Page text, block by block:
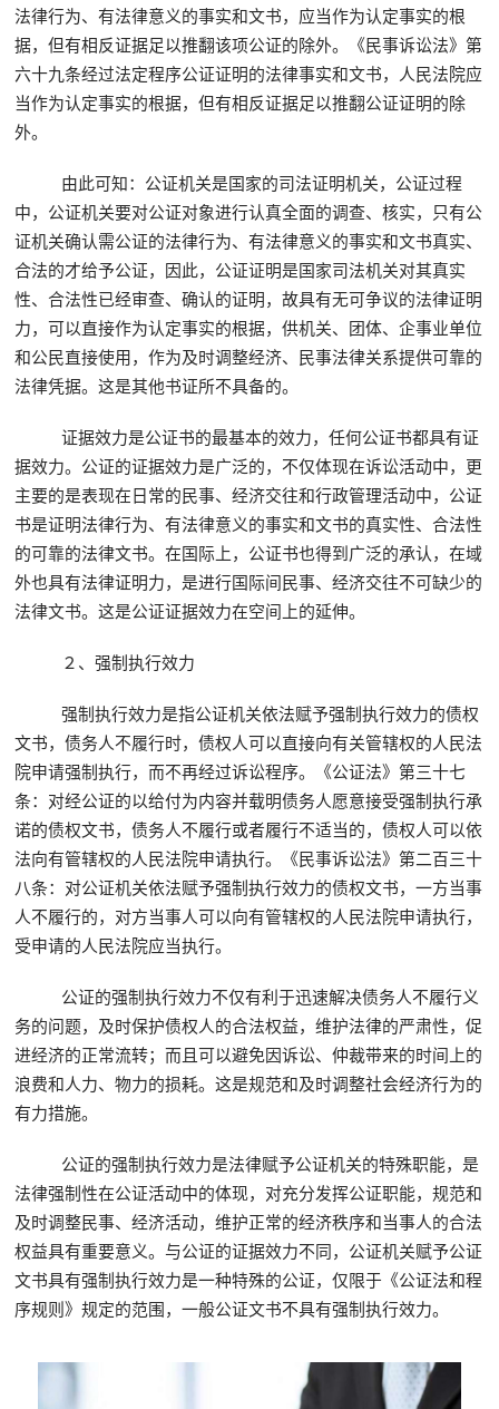
法律行为、有法律意义的事实和文书，应当作为认定事实的根
据，但有相反证据足以推翻该项公证的除外。《民事诉讼法》第
六十九条经过法定程序公证证明的法律事实和文书，人民法院应
当作为认定事实的根据，但有相反证据足以推翻公证证明的除
外。
由此可知：公证机关是国家的司法证明机关，公证过程
中，公证机关要对公证对象进行认真全面的调查、核实，只有公
证机关确认需公证的法律行为、有法律意义的事实和文书真实、
合法的才给予公证，因此，公证证明是国家司法机关对其真实
性、合法性已经审查、确认的证明，故具有无可争议的法律证明
力，可以直接作为认定事实的根据，供机关、团体、企事业单位
和公民直接使用，作为及时调整经济、民事法律关系提供可靠的
法律凭据。这是其他书证所不具备的。
证据效力是公证书的最基本的效力，任何公证书都具有证
据效力。公证的证据效力是广泛的，不仅体现在诉讼活动中，更
主要的是表现在日常的民事、经济交往和行政管理活动中，公证
书是证明法律行为、有法律意义的事实和文书的真实性、合法性
的可靠的法律文书。在国际上，公证书也得到广泛的承认，在域
外也具有法律证明力，是进行国际间民事、经济交往不可缺少的
法律文书。这是公证证据效力在空间上的延伸。
２、强制执行效力
强制执行效力是指公证机关依法赋予强制执行效力的债权
文书，债务人不履行时，债权人可以直接向有关管辖权的人民法
院申请强制执行，而不再经过诉讼程序。《公证法》第三十七
条：对经公证的以给付为内容并载明债务人愿意接受强制执行承
诺的债权文书，债务人不履行或者履行不适当的，债权人可以依
法向有管辖权的人民法院申请执行。《民事诉讼法》第二百三十
八条：对公证机关依法赋予强制执行效力的债权文书，一方当事
人不履行的，对方当事人可以向有管辖权的人民法院申请执行，
受申请的人民法院应当执行。
公证的强制执行效力不仅有利于迅速解决债务人不履行义
务的问题，及时保护债权人的合法权益，维护法律的严肃性，促
进经济的正常流转；而且可以避免因诉讼、仲裁带来的时间上的
浪费和人力、物力的损耗。这是规范和及时调整社会经济行为的
有力措施。
公证的强制执行效力是法律赋予公证机关的特殊职能，是
法律强制性在公证活动中的体现，对充分发挥公证职能，规范和
及时调整民事、经济活动，维护正常的经济秩序和当事人的合法
权益具有重要意义。与公证的证据效力不同，公证机关赋予公证
文书具有强制执行效力是一种特殊的公证，仅限于《公证法和程
序规则》规定的范围，一般公证文书不具有强制执行效力。